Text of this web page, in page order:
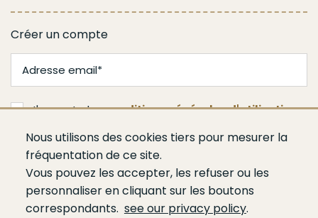
Nous utilisons des cookies tiers pour mesurer la
fréquentation de ce site.
Vous pouvez les accepter, les refuser ou les
personnaliser en cliquant sur les boutons
correspondants. see our privacy policy.
Créer un compte
J'accepte lesconditions générales d'utilisation
Je m'abonne